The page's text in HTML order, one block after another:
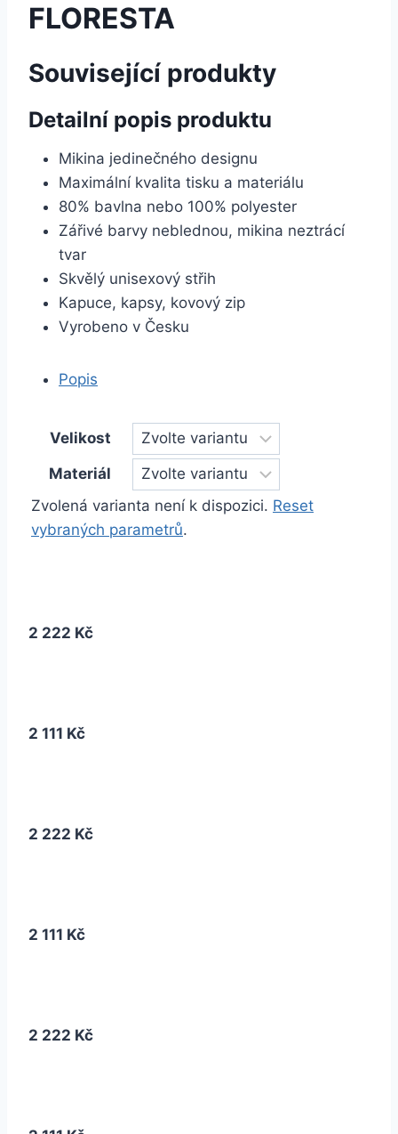
FLORESTA
Související produkty
Detailní popis produktu
Mikina jedinečného designu
Maximální kvalita tisku a materiálu
80% bavlna nebo 100% polyester
Zářivé barvy neblednou, mikina neztrácí
tvar
Skvělý unisexový střih
Kapuce, kapsy, kovový zip
Vyrobeno v Česku
Popis
Velikost
Materiál
Zvolená varianta není k dispozici. Reset
vybraných parametrů.
2 222 Kč
2 111 Kč
2 222 Kč
2 111 Kč
2 222 Kč